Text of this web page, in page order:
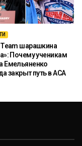
шарашкина
Почему ученикам
Емельяненко
закрыт путь в ACA